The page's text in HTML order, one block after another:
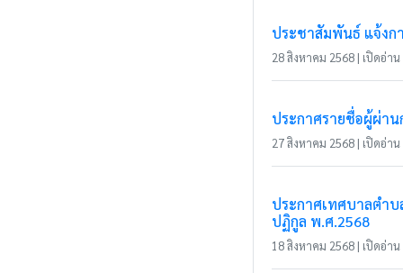
ประชาสัมพันธ์ แจ้งก
28 สิงหาคม 2568 | เปิดอ่าน
ประกาศรายชื่อผู้ผ่า
27 สิงหาคม 2568 | เปิดอ่าน
ประกาศเทศบาลตำ
ปฏิกูล พ.ศ.2568
18 สิงหาคม 2568 | เปิดอ่าน